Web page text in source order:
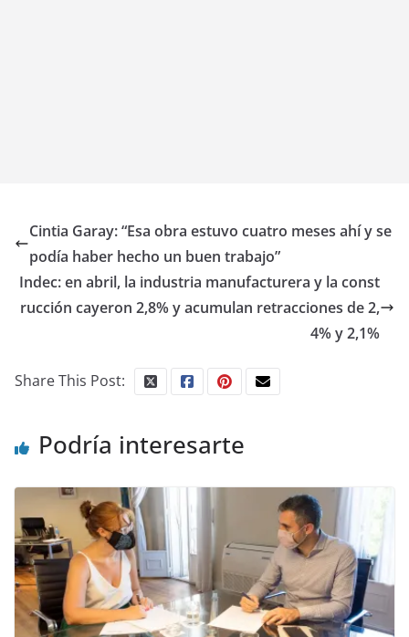
Cintia Garay: “Esa obra estuvo cuatro meses ahí y se
podía haber hecho un buen trabajo”
Indec: en abril, la industria manufacturera y la const
rucción cayeron 2,8% y acumulan retracciones de 2,
4% y 2,1%
Share This Post:
Podría interesarte